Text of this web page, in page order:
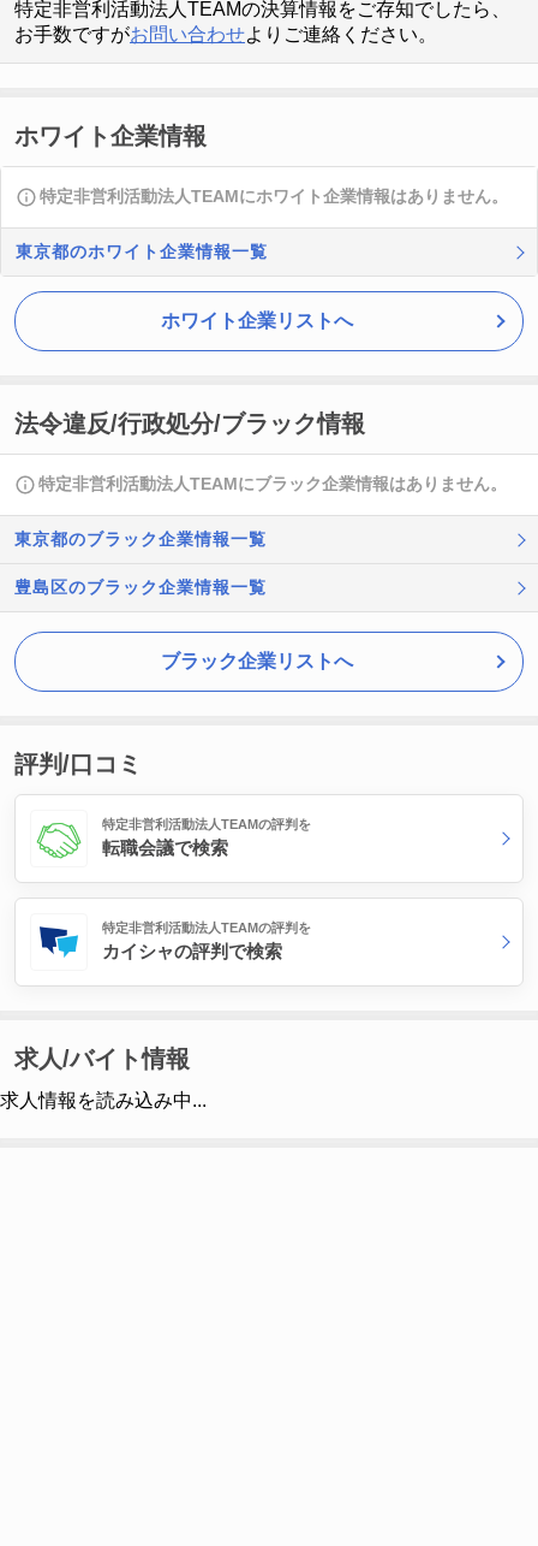
特定非営利活動法人TEAMの決算情報をご存知でしたら、
お手数ですがお問い合わせよりご連絡ください。
ホワイト企業情報
特定非営利活動法人TEAMにホワイト企業情報はありません。
東京都のホワイト企業情報一覧
ホワイト企業リストへ
法令違反/行政処分/ブラック情報
特定非営利活動法人TEAMにブラック企業情報はありません。
東京都のブラック企業情報一覧
豊島区のブラック企業情報一覧
ブラック企業リストへ
評判/口コミ
特定非営利活動法人TEAMの評判を
転職会議で検索
特定非営利活動法人TEAMの評判を
カイシャの評判で検索
求人/バイト情報
求人情報を読み込み中...